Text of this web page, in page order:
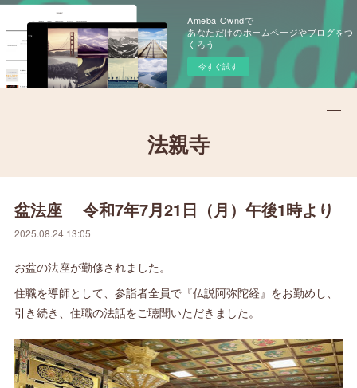
Ameba Owndで
あなただけのホームページやブログをつ
くろう
今すぐ試す
法親寺
盆法座 令和7年7月21日（月）午後1時より
2025.08.24 13:05
お盆の法座が勤修されました。
住職を導師として、参詣者全員で『仏説阿弥陀経』をお勤めし、
引き続き、住職の法話をご聴聞いただきました。